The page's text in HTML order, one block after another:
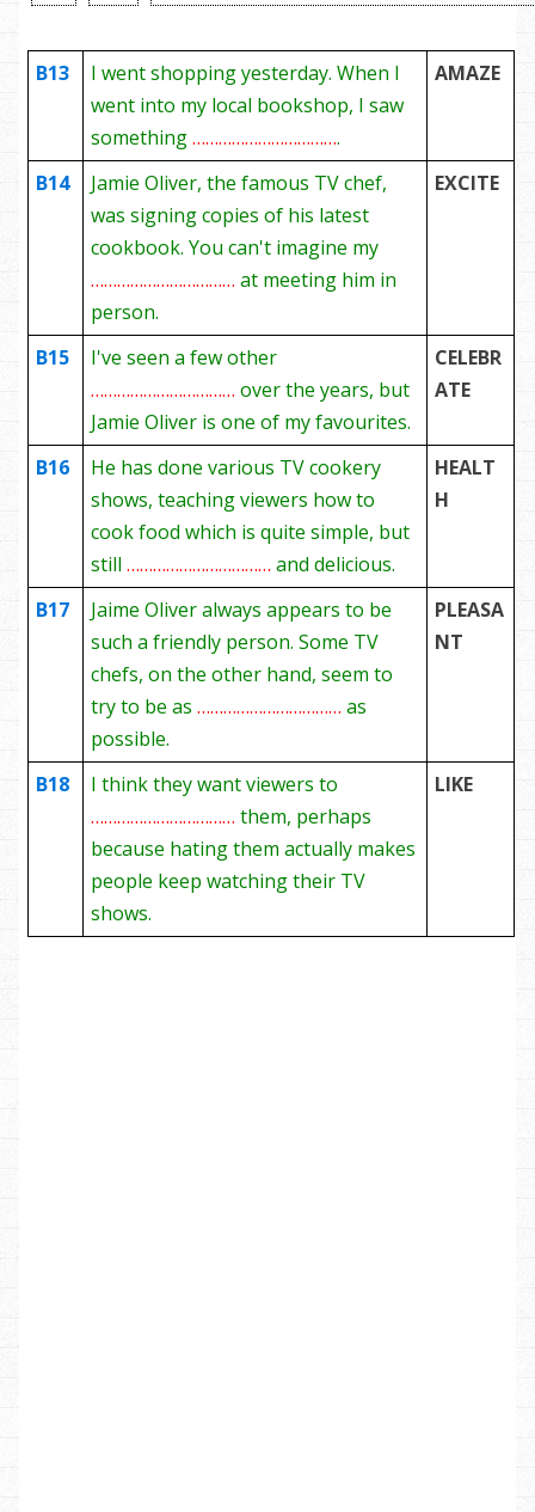
B13
I went shopping yesterday. When I
went into my local bookshop, I saw
something…………………………….
AMAZE
B14
Jamie Oliver, the famous TV chef,
was signing copies of his latest
cookbook. You can't imagine my
…………………………… at meeting him in
person.
EXCITE
B15
I've seen a few other
…………………………… over the years, but
Jamie Oliver is one of my favourites.
CELEBR
ATE
B16
He has done various TV cookery
shows, teaching viewers how to
cook food which is quite simple, but
still …………………………… and delicious.
HEALT
H
B17
Jaime Oliver always appears to be
such a friendly person. Some TV
chefs, on the other hand, seem to
try to be as …………………………… as
possible.
PLEASA
NT
B18
I think they want viewers to
…………………………… them, perhaps
because hating them actually makes
people keep watching their TV
shows.
LIKE